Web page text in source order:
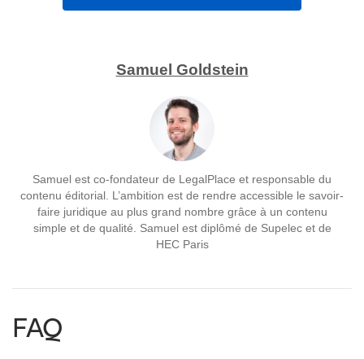
Samuel Goldstein
Samuel est co-fondateur de LegalPlace et responsable du
contenu éditorial. L’ambition est de rendre accessible le savoir-
faire juridique au plus grand nombre grâce à un contenu
simple et de qualité. Samuel est diplômé de Supelec et de
HEC Paris
FAQ